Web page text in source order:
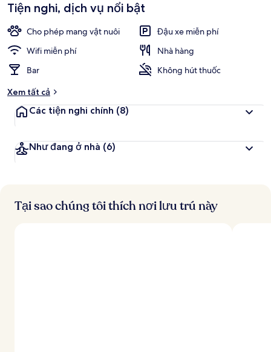
Tiện nghi, dịch vụ nổi bật
Cho phép mang vật nuôi
Đậu xe miễn phí
Wifi miễn phí
Nhà hàng
Bar
Không hút thuốc
Xem tất cả
Các tiện nghi chính (8)
Như đang ở nhà (6)
Tại sao chúng tôi thích nơi lưu trú này